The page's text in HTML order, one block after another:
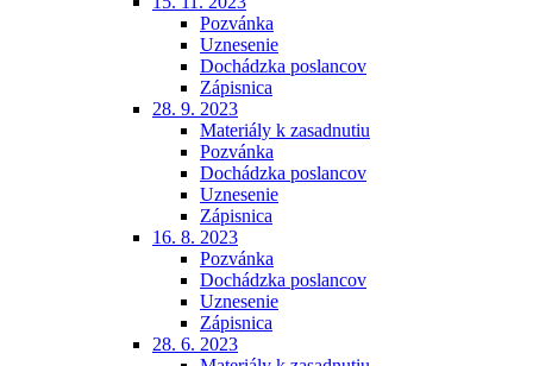
Pozvánka
Uznesenie
Dochádzka poslancov
Zápisnica
28. 9. 2023
Materiály k zasadnutiu
Pozvánka
Dochádzka poslancov
Uznesenie
Zápisnica
16. 8. 2023
Pozvánka
Dochádzka poslancov
Uznesenie
Zápisnica
28. 6. 2023